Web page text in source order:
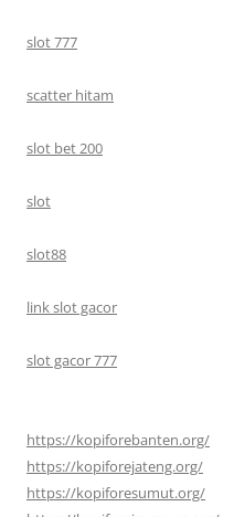
slot 777
scatter hitam
slot bet 200
slot
slot88
link slot gacor
slot gacor 777
https://kopiforebanten.org/
https://kopiforejateng.org/
https://kopiforesumut.org/